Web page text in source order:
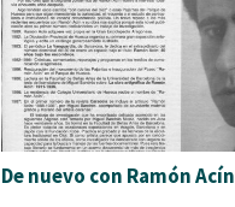
De nuevo con Ramón Acín